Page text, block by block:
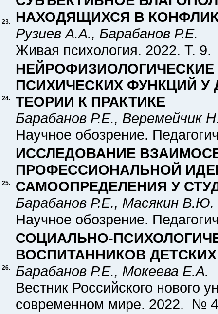
23.
НАХОДЯЩИХСЯ В
Рузиев А.А., Барабанов Р.Е.
Живая психология. 2022. Т.
24.
ПСИХИЧЕСКИХ ФУНКЦИЙ У
ТЕОРИИ К ПРАКТИКЕ
Барабанов Р.Е., Веремейчик
Научное обозрение.
25.
ИССЛЕДОВАНИЕ
ПРОФЕССИОНАЛЬНОЙ
САМООПРЕДЕЛЕНИЯ У
Барабанов Р.Е., Масякин В.Ю.
Научное обозрение.
26.
СОЦИАЛЬНО-
ВОСПИТАННИКОВ
Барабанов Р.Е., Мокеева Е.А.
Вестник Российского нового
современном мире. 2022. №